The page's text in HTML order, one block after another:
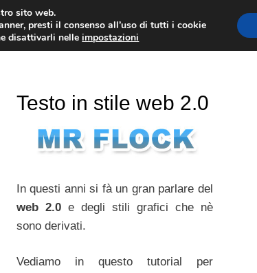
INSPIRATION CONCORSI
Testo in stile web 2.0
In questi anni si fà un gran parlare del
web 2.0e degli stili grafici che nè
sono derivati.
Vediamo in questo tutorial per
sito web.
presti il consenso all’uso di tutti i cookie
disattivarli nelleimpostazioni